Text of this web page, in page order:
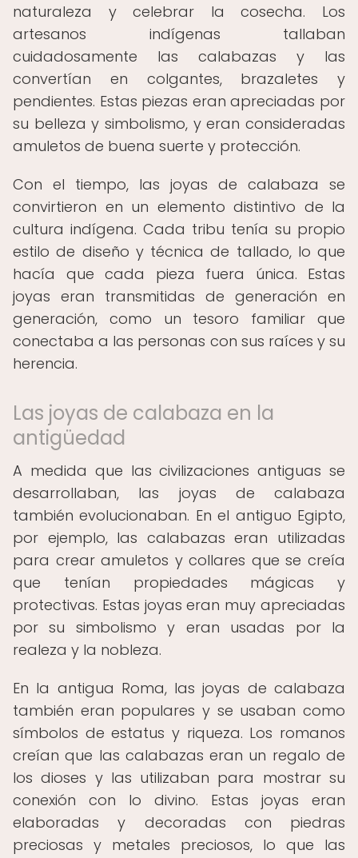
naturaleza y celebrar la cosecha. Los
artesanos indígenas tallaban
cuidadosamente las calabazas y las
convertían en colgantes, brazaletes y
pendientes. Estas piezas eran apreciadas por
su belleza y simbolismo, y eran consideradas
amuletos de buena suerte y protección.
Con el tiempo, las joyas de calabaza se
convirtieron en un elemento distintivo de la
cultura indígena. Cada tribu tenía su propio
estilo de diseño y técnica de tallado, lo que
hacía que cada pieza fuera única. Estas
joyas eran transmitidas de generación en
generación, como un tesoro familiar que
conectaba a las personas con sus raíces y su
herencia.
Las joyas de calabaza en la
antigüedad
A medida que las civilizaciones antiguas se
desarrollaban, las joyas de calabaza
también evolucionaban. En el antiguo Egipto,
por ejemplo, las calabazas eran utilizadas
para crear amuletos y collares que se creía
que tenían propiedades mágicas y
protectivas. Estas joyas eran muy apreciadas
por su simbolismo y eran usadas por la
realeza y la nobleza.
En la antigua Roma, las joyas de calabaza
también eran populares y se usaban como
símbolos de estatus y riqueza. Los romanos
creían que las calabazas eran un regalo de
los dioses y las utilizaban para mostrar su
conexión con lo divino. Estas joyas eran
elaboradas y decoradas con piedras
preciosas y metales preciosos, lo que las